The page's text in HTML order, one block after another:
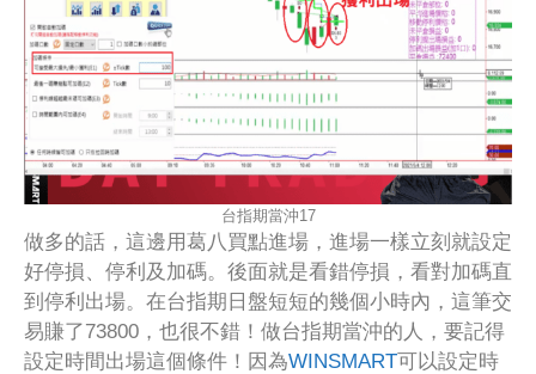
台指期當沖17
做多的話，這邊用葛八買點進場，進場一樣立刻就設定
好停損、停利及加碼。後面就是看錯停損，看對加碼直
到停利出場。在台指期日盤短短的幾個小時內，這筆交
易賺了73800，也很不錯！做台指期當沖的人，要記得
設定時間出場這個條件！因為WINSMART可以設定時